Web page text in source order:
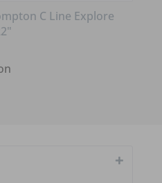
C Line Explore